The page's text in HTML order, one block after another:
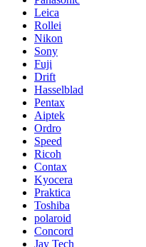
Leica
Rollei
Nikon
Sony
Fuji
Drift
Hasselblad
Pentax
Aiptek
Ordro
Speed
Ricoh
Contax
Kyocera
Praktica
Toshiba
polaroid
Concord
Jay Tech